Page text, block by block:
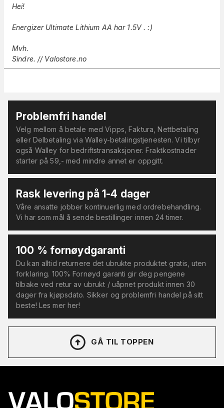
Hei!
Energizer Ultimate Lithium AA har 1.5V . :)
Mvh.
Sindre. // Valostore.no
Problemfri handel
Velg mellom å betale med Vipps, Faktura, Nettbetaling
eller Delbetaling via Walley-betalingstjenesten. Vi tilbyr
også Walley for bedriftstransaksjoner. Fraktkostnader
starter på 59,- med mindre annet er oppgitt.
Rask levering på 1-4 dager
Våre ansatte jobber kontinuerlig med ordrebehandling.
Vi har som mål å sende bestillinger innen 24 timer.
100 % fornøydgaranti
Du kan alltid returnere det ubrukte produktet gratis, uten
forklaring. 100% Fornøyd garanti gir deg pengene
tilbake ved retur av ubrukt / uåpnet produkt innen 30
dager fra kjøpsdato. Sikker og problemfri handel på sitt
beste! Les mer her!
GÅ TIL TOPPEN